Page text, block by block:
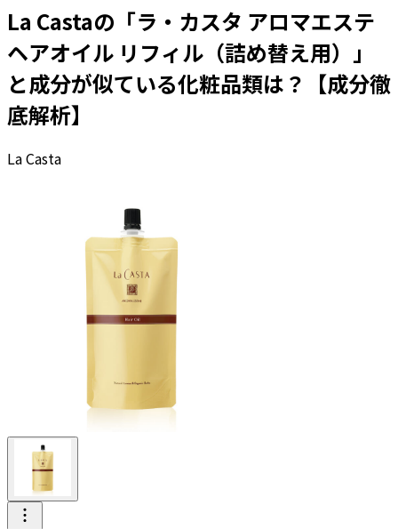
La Castaの「ラ・カスタ アロマエステ
ヘアオイル リフィル（詰め替え用）
」
と成分が似ている化粧品類は？【成分徹
底解析】
La Casta